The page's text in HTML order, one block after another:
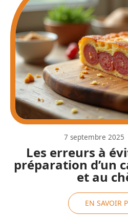
Les erreurs à
préparation d’un
et au
7 septembre 2025
EN SAVOIR